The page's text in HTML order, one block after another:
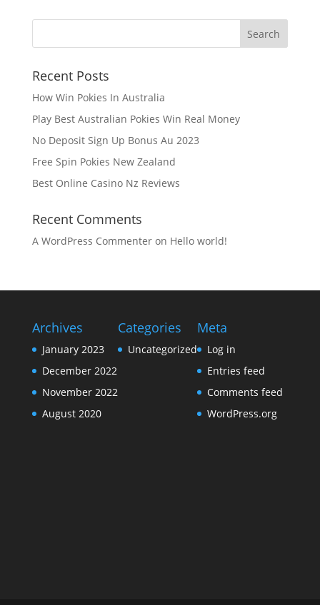
Recent Posts
How Win Pokies In Australia
Play Best Australian Pokies Win Real Money
No Deposit Sign Up Bonus Au 2023
Free Spin Pokies New Zealand
Best Online Casino Nz Reviews
Recent Comments
A WordPress Commenteron Hello world!
Archives
January 2023
December 2022
November 2022
August 2020
Categories
Uncategorized
Meta
Log in
Entries feed
Comments feed
WordPress.org